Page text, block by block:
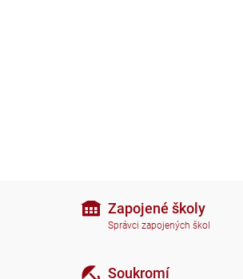
Zapojené školy
Správci zapojených škol
Soukromí